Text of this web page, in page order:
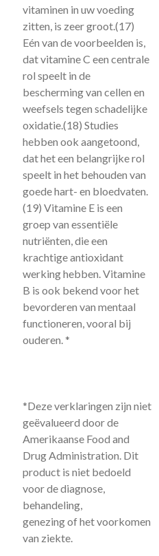
vitaminen in uw voeding
zitten, is zeer groot.(17)
Eén van de voorbeelden is,
dat vitamine C een centrale
rol speelt in de
bescherming van cellen en
weefsels tegen schadelijke
oxidatie.(18) Studies
hebben ook aangetoond,
dat het een belangrijke rol
speelt in het behouden van
goede hart- en bloedvaten.
(19) Vitamine E is een
groep van essentiële
nutriënten, die een
krachtige antioxidant
werking hebben. Vitamine
B is ook bekend voor het
bevorderen van mentaal
functioneren, vooral bij
ouderen. *
*Deze verklaringen zijn niet
geëvalueerd door de
Amerikaanse Food and
Drug Administration. Dit
product is niet bedoeld
voor de diagnose,
behandeling,
genezing of het voorkomen
van ziekte.